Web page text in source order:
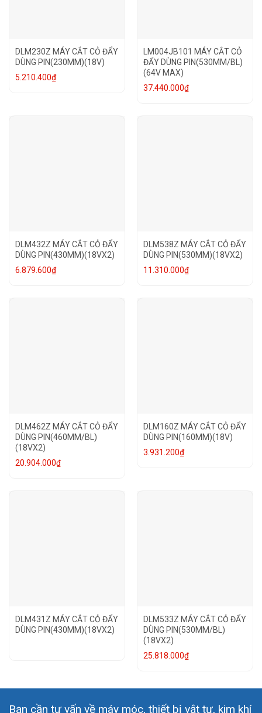
DLM230Z MÁY CẮT CỎ ĐẨY
DÙNG PIN(230MM)(18V)
5.210.400₫
LM004JB101 MÁY CẮT CỎ
ĐẨY DÙNG PIN(530MM/BL)
(64V MAX)
37.440.000₫
DLM432Z MÁY CẮT CỎ ĐẨY
DÙNG PIN(430MM)(18VX2)
6.879.600₫
DLM538Z MÁY CẮT CỎ ĐẨY
DÙNG PIN(530MM)(18VX2)
11.310.000₫
DLM462Z MÁY CẮT CỎ ĐẨY
DÙNG PIN(460MM/BL)
(18VX2)
20.904.000₫
DLM160Z MÁY CẮT CỎ ĐẨY
DÙNG PIN(160MM)(18V)
3.931.200₫
DLM431Z MÁY CẮT CỎ ĐẨY
DÙNG PIN(430MM)(18VX2)
DLM533Z MÁY CẮT CỎ ĐẨY
DÙNG PIN(530MM/BL)
(18VX2)
25.818.000₫
Bạn cần tư vấn về máy móc, thiết bị vật tư, kim khí